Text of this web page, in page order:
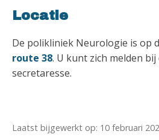
Locatie
De polikliniek Neurologie is op
route 38. U kunt zich melden bij
secretaresse.
Laatst bijgewerkt op: 10 februari